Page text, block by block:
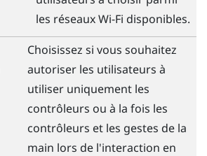
les réseauxWi-Fi disponibles.
Choisissez si vous souhaitez
autoriser les utilisateurs à
utiliser uniquement les
contrôleurs ou à la fois les
contrôleurs et les gestes de la
main lors de l'interaction en